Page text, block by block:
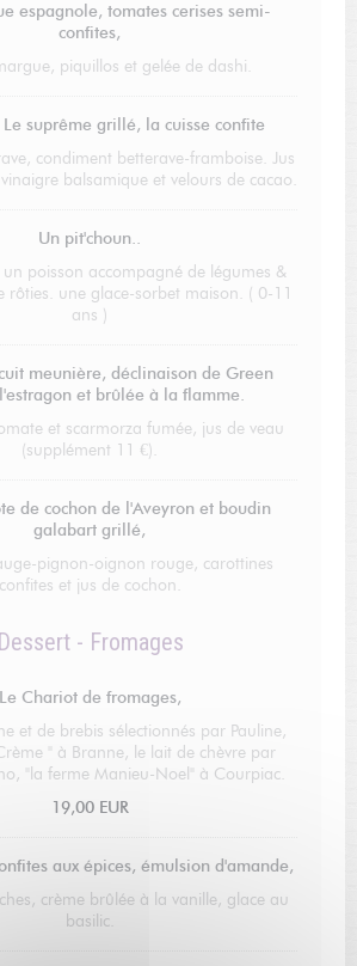
espagnole, tomates cerises semi-
confites,
piquillos et gelée de dashi.
Le suprême grillé, la cuisse confite
condiment betterave-framboise. Jus
balsamique et velours de cacao.
Un pit'choun..
poisson accompagné de légumes &
rôties. une glace-sorbet maison. ( 0-11
ans )
meunière, déclinaison de Green
et brûlée à la flamme.
et scarmorza fumée, jus de veau
(supplément 11 €).
de cochon de l'Aveyron et boudin
galabart grillé,
pignon-oignon rouge, carottines
confites et jus de cochon.
Dessert - Fromages
Le Chariot de fromages,
et de brebis sélectionnés par Pauline,
" à Branne, le lait de chèvre par
"la ferme Manieu-Noel" à Courpiac.
19,00 EUR
aux épices, émulsion d'amande,
crème brûlée à la vanille, glace au
basilic.